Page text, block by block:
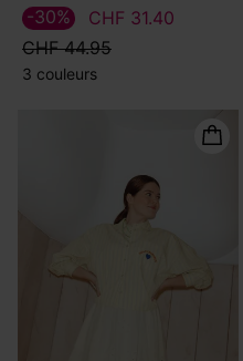
CHF 31.40
CHF 44.95
-30%
3 couleurs